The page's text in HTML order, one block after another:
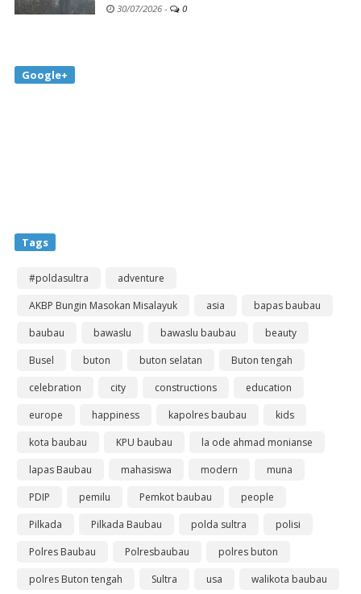
30/07/2026 - 0
Google+
Tags
#poldasultra
adventure
AKBP Bungin Masokan Misalayuk
asia
bapas baubau
baubau
bawaslu bawaslu baubau
beauty
Busel
buton buton selatan
Buton tengah
celebration
city constructions
education
europe
happiness kapolres baubau
kids
kota baubau
KPU baubau
la ode ahmad monianse
lapas Baubau
mahasiswa modern
muna
PDIP
pemilu Pemkot baubau
people
Pilkada
Pilkada Baubau polda sultra
polisi
Polres Baubau
Polresbaubau
polres buton
polres Buton tengah
Sultra usa
walikota baubau